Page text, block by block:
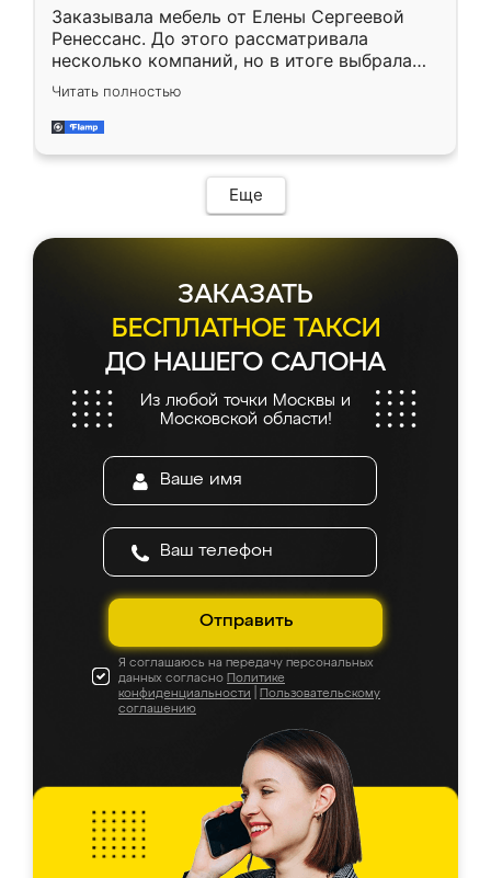
Заказывала мебель от Елены Сергеевой
Ренессанс. До этого рассматривала
несколько компаний, но в итоге выбрала
эту. Сначала обговорили условия, потом
приехал замерщик, всё спокойно объяснил
и снял размеры. Изготовили в срок, с
мебель сразу встала на свое место без
каких-либо доработок. Качеством осталась
довольна, все выглядит так, как и ожидала.
Читать полностью
Еще
ЗАКАЗАТЬ
БЕСПЛАТНОЕ ТАКСИ
ДО НАШЕГО САЛОНА
Из любой точки Москвы и
Московской области!
Отправить
Я соглашаюсь на передачу персональных
данных согласно Политике
конфиденциальности
Пользовательскому
соглашению